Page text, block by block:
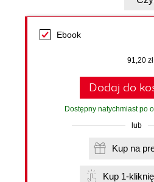
Ebook
91,20
Dodaj do
Dostępny natychmiast po
lub
Kup
Kup 1-